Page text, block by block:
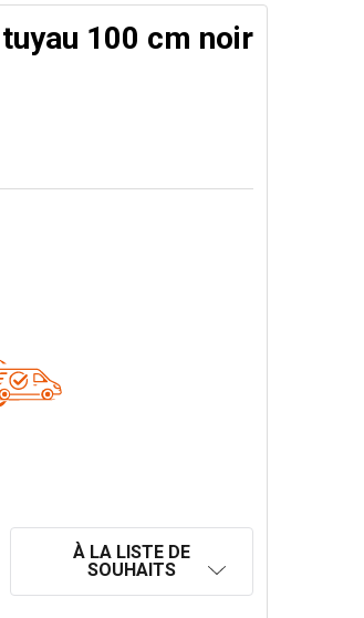
100 cm noir
HC-DW 150 MM TUYAU 100 CM NOIR
QUANTITÉ DE HC-DW 150 MM TUYAU 100
À LA LISTE DE
SOUHAITS